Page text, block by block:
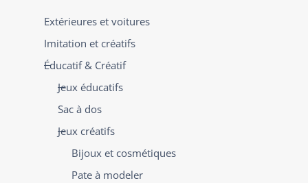
Extérieures et voitures
Imitation et créatifs
Éducatif & Créatif
Jeux éducatifs
Sac à dos
Jeux créatifs
Bijoux et cosmétiques
Pate à modeler